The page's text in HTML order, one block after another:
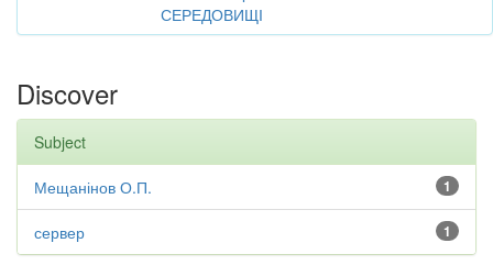
СЕРЕДОВИЩІ
Discover
Subject
1
Мещанінов О.П.
1
сервер